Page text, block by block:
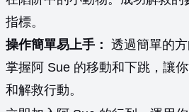
指標。
操作簡單易上手： 透過簡單的
掌握阿 Sue 的移動和下跳，讓
和解救行動。